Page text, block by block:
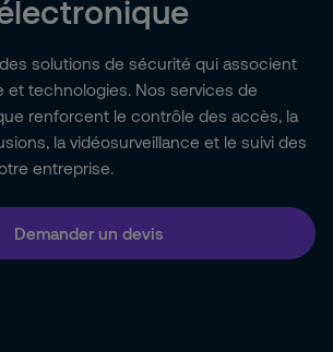
solutions de sécurité qui associent
et technologies. Nos services de
renforcent le contrôle des accès, la
la vidéosurveillance et le suivi des
entreprise.
Demander un devis